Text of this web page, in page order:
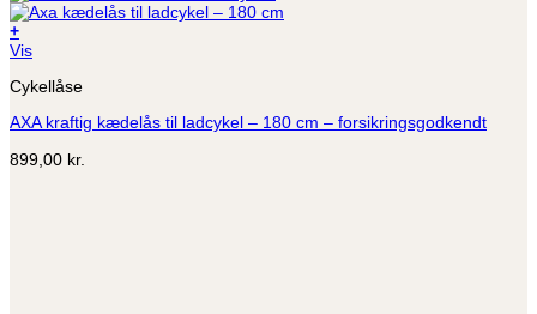
+
Vis
Cykellåse
AXA kraftig kædelås til ladcykel – 180 cm – forsikringsgodkendt
899,00 kr.